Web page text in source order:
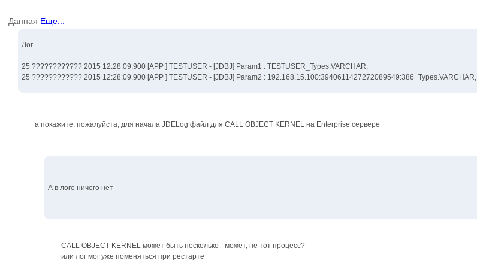
Данная Еще...
Лог
25 ???????????? 2015 12:28:09,900 [APP ] TESTUSER - [JDBJ] Param1 : TESTUSER_Types.VARCHAR,
25 ???????????? 2015 12:28:09,900 [APP ] TESTUSER - [JDBJ] Param2 : 192.168.15.100:3940611427272089549:386_Types.VARCHAR,
а покажите, пожалуйста, для начала JDELog файл для CALL OBJECT KERNEL на Enterprise сервере
А в логе ничего нет
CALL OBJECT KERNEL может быть несколько - может, не тот процесс?
или лог мог уже поменяться при рестарте